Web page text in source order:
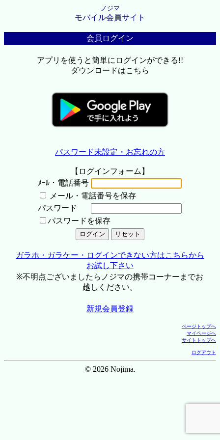
ノジマ
モバイル会員サイト
会員ログイン
アプリを使うと簡単にログインができる!!
ダウンロードはこちら
パスワード未設定・お忘れの方
【ログインフォーム】
ﾒｰﾙ・電話番号
メール・電話番号を保存
パスワード
パスワードを保存
ガラホ・ガラケー・ログインできない方はこちらから
お試し下さい
※不明点ございましたらノジマの携帯コーナーまでお
越しください。
新規会員登録
ページトップへ
マイページへ
サイトトップへ
ログアウト
© 2026 Nojima.